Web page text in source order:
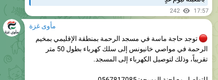
مأوى غزة
توجد حاجة ماسة في مسجد الرحمة بمنطقة الإقليمي بمخيم
الرحمة في مواصي خانيونس إلى سلك كهرباء بطول 50 متر
تقريباً، وذلك لتوصيل الكهرباء إلى المسجد.
للتواصل مع لجنة المسجد: 0567817085